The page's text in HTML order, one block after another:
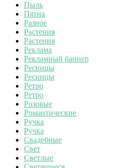
Пыль
Пятна
Разное
Растения
Растения
Реклама
Рекламный баннер
Ресницы
Ресницы
Ретро
Ретро
Розовые
Романтические
Ручка
Ручка
Свадебные
Свет
Светлые